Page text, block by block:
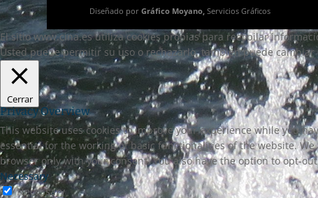
Diseñado por Gráfico Moyano,Servicios Gráficos
El sitio www.cina.es utiliza cookies propias para recopilar
Usted puede permitir su uso o rechazarlo, también puede
Cerrar
Privacy Overview
This website uses cookies to improve your experience while you
essential for the working of basic functionalities of the website.
browser only with your consent. You also have the option to opt-
Necessary
Necessary